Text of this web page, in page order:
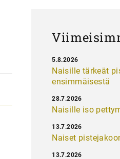
Naisille tärkeät
ensimmäisestä
5.8.2026
Naisille iso
28.7.2026
Naiset
13.7.2026
13.7.2026